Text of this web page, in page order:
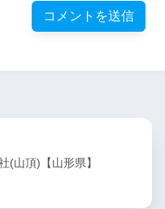
(山頂)【山形県】